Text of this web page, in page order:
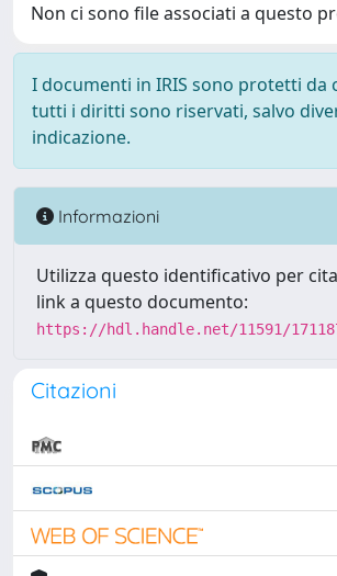
Non ci sono file associati a questo
I documenti in IRIS sono protetti da
tutti i diritti sono riservati, salvo
indicazione.
Informazioni
Utilizza questo identificativo per
link a questo documento:
https://hdl.handle.net/11591/
Citazioni